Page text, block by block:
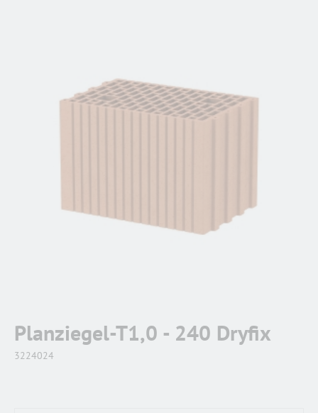
Planziegel-T1,0 - 240 Dryfix
3224024